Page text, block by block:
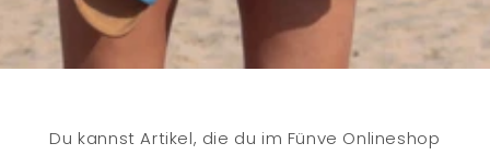
Du kannst Artikel, die du im Fünve Onlineshop